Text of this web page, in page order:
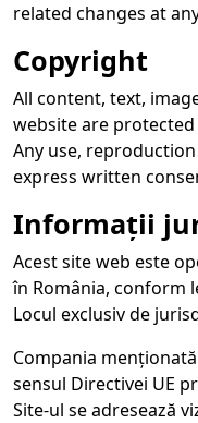
related changes at
Copyright
All content, text,
website are
Any use,
express written
Informații
Acest site web este
în România, conform
Locul exclusiv de
Compania
sensul Directivei UE
Site-ul se adresează